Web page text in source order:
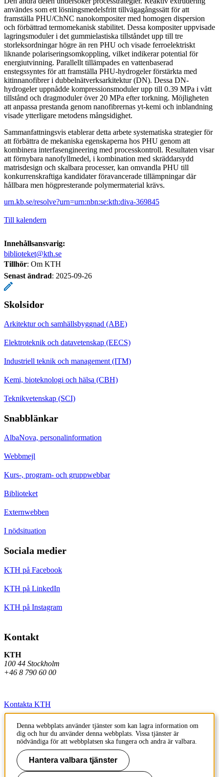
användes som ett lösningsmedelsfritt tillvägagångssätt för att
framställa PHU/ChNC nanokompositer med homogen dispersion
och förbättrad termomekanisk stabilitet. Dessa kompositer uppvisade
lagringsmoduler i det gummielastiska tillståndet upp till tre
storleksordningar högre än ren PHU och visade ferroelektriskt
liknande polariseringsomkoppling, vilket indikerar potential för
energiutvinning. Parallellt tillämpades en vattenbaserad
enstegssyntes för att framställa PHU-hydrogeler förstärkta med
kitinnanofibrer i dubbelnätverksarkitektur (DN). Dessa DN-
hydrogeler uppnådde kompressionsmoduler upp till 0.39 MPa i vått
tillstånd och dragmoduler över 20 MPa efter torkning. Möjligheten
att anpassa prestanda genom nanofibrernas yt-kemi och inblandning
visade ytterligare metodens mångsidighet.
Sammanfattningsvis etablerar detta arbete systematiska strategier för
att förbättra de mekaniska egenskaperna hos PHU genom att
kombinera interfasengineering med processkontroll. Resultaten visar
att förnybara nanofyllmedel, i kombination med skräddarsydd
matrisdesign och skalbara processer, kan omvandla PHU till
konkurrenskraftiga kandidater föravancerade tillämpningar där
hållbara men högpresterande polymermaterial krävs.
urn.kb.se/resolve?urn=urn:nbn:se:kth:diva-369845
Till kalendern
Innehållsansvarig:
biblioteket@kth.se
Tillhör: Om KTH
Senast ändrad: 2025-09-26
Skolsidor
Arkitektur och samhällsbyggnad (ABE)
Elektroteknik och datavetenskap (EECS)
Industriell teknik och management (ITM)
Kemi, bioteknologi och hälsa (CBH)
Teknikvetenskap (SCI)
Snabblänkar
AlbaNova, personalinformation
Webbmejl
Kurs-, program- och gruppwebbar
Biblioteket
Externwebben
I nödsituation
Sociala medier
KTH på Facebook
KTH på LinkedIn
KTH på Instagram
Kontakt
KTH
100 44 Stockholm
+46 8 790 60 00
Kontakta KTH
Jobba på KTH
Press och media
Faktura och betalning KTH
Denna webbplats använder tjänster som kan lagra information om
dig och hur du använder denna webbplats. Vissa tjänster är
nödvändiga för att webbplatsen ska fungera och andra är valbara.
Hantera valbara tjänster